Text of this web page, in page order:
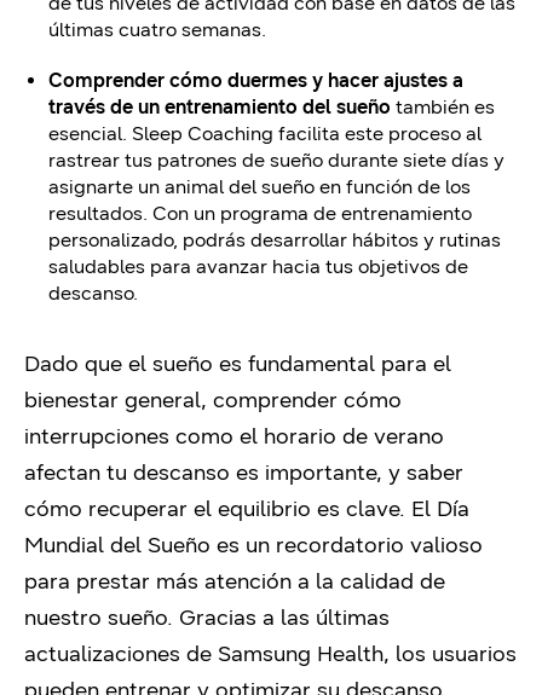
últimas cuatro semanas.
Comprender cómo duermes y hacer ajustes a
través de un entrenamiento del sueño también es
esencial. Sleep Coaching facilita este proceso al
rastrear tus patrones de sueño durante siete días y
asignarte un animal del sueño en función de los
resultados. Con un programa de entrenamiento
personalizado, podrás desarrollar hábitos y rutinas
saludables para avanzar hacia tus objetivos de
descanso.
Dado que el sueño es fundamental para el
bienestar general, comprender cómo
interrupciones como el horario de verano
afectan tu descanso es importante, y saber
cómo recuperar el equilibrio es clave. El Día
Mundial del Sueño es un recordatorio valioso
para prestar más atención a la calidad de
nuestro sueño. Gracias a las últimas
actualizaciones de Samsung Health, los usuarios